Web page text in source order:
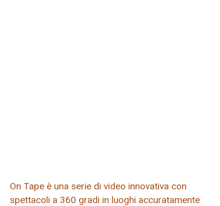
On Tape è una serie di video innovativa con
spettacoli a 360 gradi in luoghi accuratamente